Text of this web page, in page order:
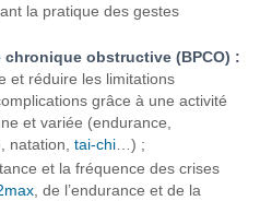
la pratique des gestes
obstructive (BPCO) :
et réduire les limitations
grâce à une activité
et variée (endurance,
natation,tai-chi…) ;
et la fréquence des crises
, de l’endurance et de la